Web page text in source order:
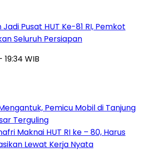
Pusat HUT Ke-81 RI, Pemkot
Seluruh Persiapan
WIB
Pemicu Mobil di Tanjung
Terguling
Maknai HUT RI ke – 80, Harus
Lewat Kerja Nyata